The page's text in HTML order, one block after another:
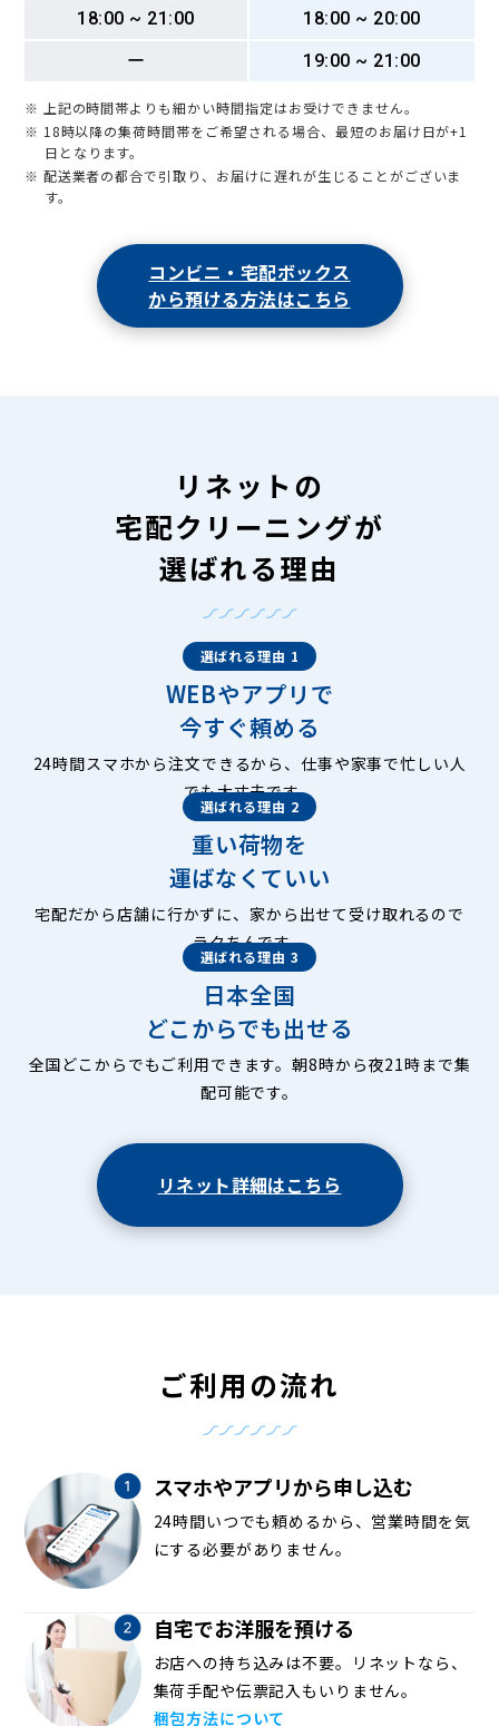
18:00 ~ 21:00
18:00 ~ 20:00
ー
19:00 ~ 21:00
※ 上記の時間帯よりも細かい時間指定はお受けできません。
※ 18時以降の集荷時間帯をご希望される場合、最短のお届け日が+1
日となります。
※ 配送業者の都合で引取り、お届けに遅れが生じることがございま
す。
コンビニ・宅配ボックス
から預ける方法はこちら
リネットの
宅配クリーニングが
選ばれる理由
選ばれる理由 1
WEBやアプリで
今すぐ頼める
24時間スマホから注文できるから、仕事や家事で忙しい人
でも大丈夫です。
選ばれる理由 2
重い荷物を
運ばなくていい
宅配だから店舗に行かずに、家から出せて受け取れるので
ラクちんです。
選ばれる理由 3
日本全国
どこからでも出せる
全国どこからでもご利用できます。朝8時から夜21時まで集
配可能です。
リネット詳細はこちら
ご利用の流れ
スマホやアプリから申し込む
24時間いつでも頼めるから、営業時間を気
にする必要がありません。
自宅でお洋服を預ける
お店への持ち込みは不要。リネットなら、
集荷手配や伝票記入もいりません。
梱包方法について